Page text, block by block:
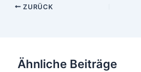
Beitragsnavigation
ZURÜCK
Ähnliche Beiträge